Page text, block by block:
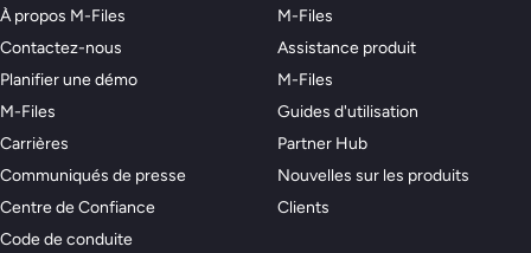
À propos M-Files
Contactez-nous
Planifier une démo
M-Files
Carrières
Communiqués de presse
Centre de Confiance
Code de conduite
M-Files
Assistance produit
M-Files
Guides d'utilisation
Partner Hub
Nouvelles sur les produits
Clients